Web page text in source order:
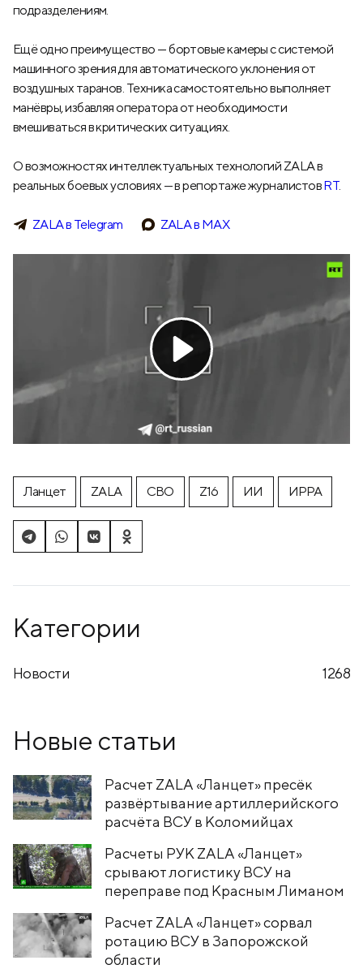
подразделениям.
Ещё одно преимущество — бортовые камеры с системой
машинного зрения для автоматического уклонения от
воздушных таранов. Техника самостоятельно выполняет
манёвры, избавляя оператора от необходимости
вмешиваться в критических ситуациях.
О возможностях интеллектуальных технологий ZALA в
реальных боевых условиях — в репортаже журналистовRT.
ZALA в Telegram ZALA в МАХ
Ланцет ZALA СВО Z16 ИИ ИРРА
Категории
Новости 1268
Новые статьи
Расчет ZALA «Ланцет» пресёк
развёртывание артиллерийского
расчёта ВСУ в Коломийцах
Расчеты РУК ZALA «Ланцет»
срывают логистику ВСУ на
переправе под Красным Лиманом
Расчет ZALA «Ланцет» сорвал
ротацию ВСУ в Запорожской
области